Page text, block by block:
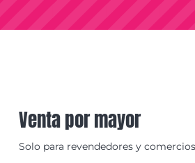
Venta por mayor
Solo para revendedores y